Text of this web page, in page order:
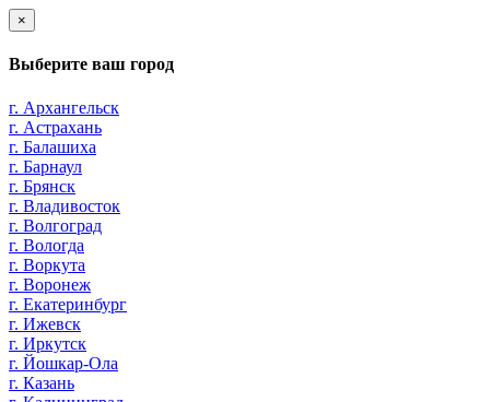
×
Выберите ваш город
г. Архангельск
г. Астрахань
г. Балашиха
г. Барнаул
г. Брянск
г. Владивосток
г. Волгоград
г. Вологда
г. Воркута
г. Воронеж
г. Екатеринбург
г. Ижевск
г. Иркутск
г. Йошкар-Ола
г. Казань